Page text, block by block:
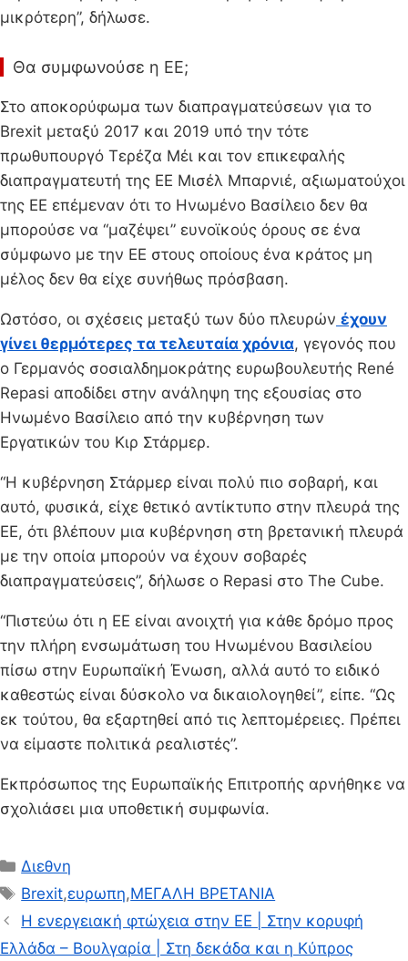
μικρότερη”, δήλωσε.
Θα συμφωνούσε η ΕΕ;
Στο αποκορύφωμα των διαπραγματεύσεων για το
Brexit μεταξύ 2017 και 2019 υπό την τότε
πρωθυπουργό Τερέζα Μέι και τον επικεφαλής
διαπραγματευτή της ΕΕ Μισέλ Μπαρνιέ, αξιωματούχοι
της ΕΕ επέμεναν ότι το Ηνωμένο Βασίλειο δεν θα
μπορούσε να “μαζέψει” ευνοϊκούς όρους σε ένα
σύμφωνο με την ΕΕ στους οποίους ένα κράτος μη
μέλος δεν θα είχε συνήθως πρόσβαση.
Ωστόσο, οι σχέσεις μεταξύ των δύο πλευρών έχουν
γίνει θερμότερες τα τελευταία χρόνια, γεγονός που
ο Γερμανός σοσιαλδημοκράτης ευρωβουλευτής René
Repasi αποδίδει στην ανάληψη της εξουσίας στο
Ηνωμένο Βασίλειο από την κυβέρνηση των
Εργατικών του Κιρ Στάρμερ.
“Η κυβέρνηση Στάρμερ είναι πολύ πιο σοβαρή, και
αυτό, φυσικά, είχε θετικό αντίκτυπο στην πλευρά της
ΕΕ, ότι βλέπουν μια κυβέρνηση στη βρετανική πλευρά
με την οποία μπορούν να έχουν σοβαρές
διαπραγματεύσεις”, δήλωσε ο Repasi στο The Cube.
“Πιστεύω ότι η ΕΕ είναι ανοιχτή για κάθε δρόμο προς
την πλήρη ενσωμάτωση του Ηνωμένου Βασιλείου
πίσω στην Ευρωπαϊκή Ένωση, αλλά αυτό το ειδικό
καθεστώς είναι δύσκολο να δικαιολογηθεί”, είπε. “Ως
εκ τούτου, θα εξαρτηθεί από τις λεπτομέρειες. Πρέπει
να είμαστε πολιτικά ρεαλιστές”.
Εκπρόσωπος της Ευρωπαϊκής Επιτροπής αρνήθηκε να
σχολιάσει μια υποθετική συμφωνία.
Κατηγορίες
Διεθνη
Ετικέτες
Brexit,ευρωπη,ΜΕΓΑΛΗ ΒΡΕΤΑΝΙΑ
Η ενεργειακή φτώχεια στην ΕΕ | Στην κορυφή
Ελλάδα – Βουλγαρία | Στη δεκάδα και η Κύπρος